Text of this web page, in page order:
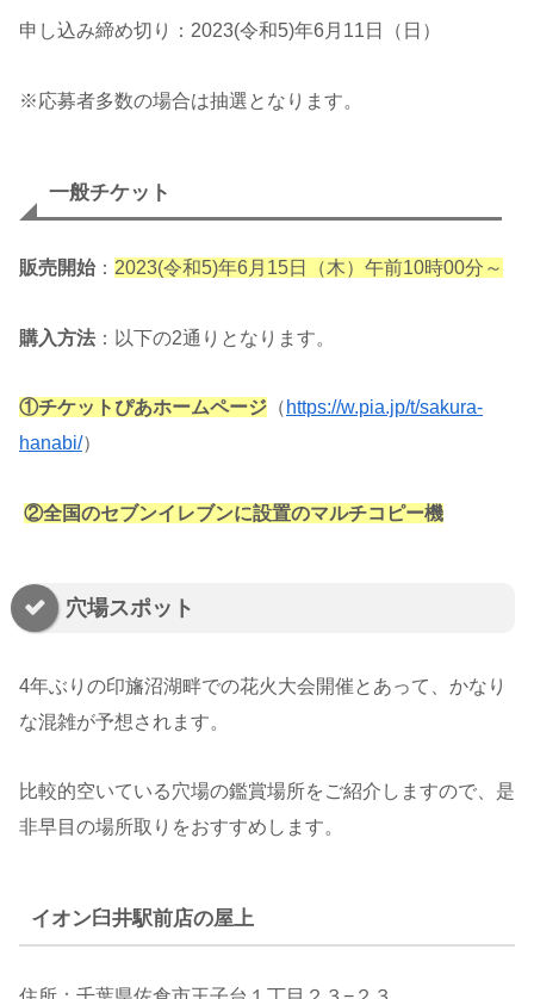
申し込み締め切り：2023(令和5)年6月11日（日）
※応募者多数の場合は抽選となります。
一般チケット
販売開始： 2023(令和5)年6月15日（木）午前10時00分～
購入方法 ：以下の2通りとなります。
①チケットぴあホームページ （ https://w.pia.jp/t/sakura-
hanabi/）
②全国のセブンイレブンに設置のマルチコピー機
穴場スポット
4年ぶりの印旛沼湖畔での花火大会開催とあって、かなり
な混雑が予想されます。
比較的空いている穴場の鑑賞場所をご紹介しますので、是
非早目の場所取りをおすすめします。
イオン臼井駅前店の屋上